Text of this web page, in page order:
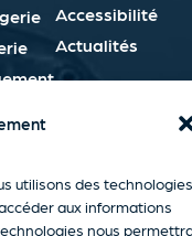
utilisons des technologies
aux informations
nous
Accessibilité
Actualités